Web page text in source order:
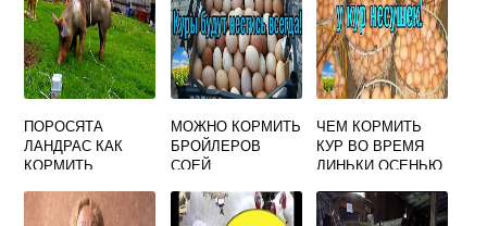
ПОРОСЯТА
ЛАНДРАС КАК
КОРМИТЬ
МОЖНО КОРМИТЬ
БРОЙЛЕРОВ
СОЕЙ
ЧЕМ КОРМИТЬ
КУР ВО ВРЕМЯ
ЛИНЬКИ ОСЕНЬЮ